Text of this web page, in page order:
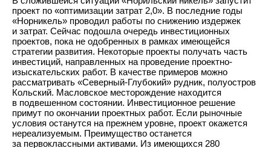
проект по «оптимизации затрат 2,0». В последние годы
«Норникель» проводил работы по снижению издержек
и затрат. Сейчас подошла очередь инвестиционных
проектов, пока не одобренных в рамках имеющейся
стратегии развития. Некоторые проекты получать часть
инвестиций, направленных на проведение проектно-
изыскательских работ. В качестве примеров можно
рассматривать «Северный-Глубокий» рудник, полуостров
Кольский. Масловское месторождение находится
в подвешенном состоянии. Инвестиционное решение
примут по окончании проектных работ. Если рыночные
условия останутся на прежнем уровне, проект окажется
нереализуемым. Преимущество останется
за первоклассными активами. Из имеющихся 280